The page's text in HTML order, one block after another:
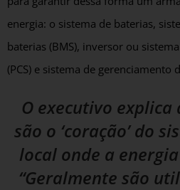
energia: o sistema de baterias,
baterias (BMS), inversor ou
(PCS) e sistema de gerenciamento
O executivo
são o ‘coração’ do
local onde a
“Geralmente são